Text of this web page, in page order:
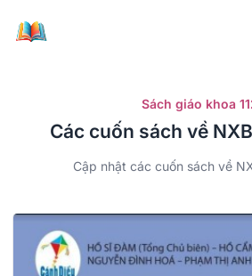
Sách giáo khoa
Các cuốn sách về
Cập nhật các cuốn sách về